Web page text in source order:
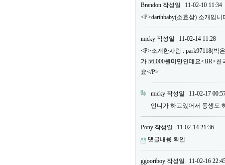
Brandon 작성일
11-02-10 11:34
<P>darthbaby(소효상) 소개입니
micky 작성일
11-02-14 11:28
<P>소개한사람 : park97118(박
가 56,000원미만인데요<BR>
요</P>
micky 작성일
11-02-17
언니가 하고있어서 동생도
Pony 작성일
11-02-14 21:36
댓글내용 확인
ggooriboy 작성일
11-02-16